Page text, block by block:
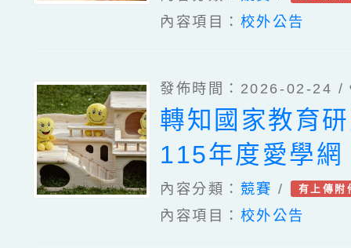
教師踴躍報名
內容項目： 校外公告
發佈時間：2026-02-24 /
轉知國家教育
115年度愛學網
意教案」、「
影」及「看影
內容分類： 競賽 / 有上傳附
內容項目： 校外公告